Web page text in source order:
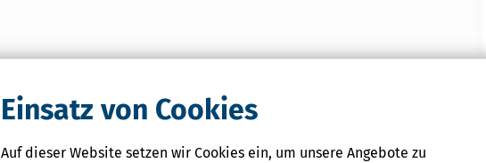
Einsatz von Cookies
Auf dieser Website setzen wir Cookies ein, um unsere Angebote zu